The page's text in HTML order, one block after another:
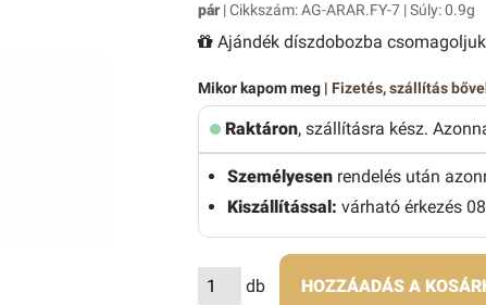
pár| Cikkszám: AG-ARAR.FY-7 | Súly: 0.9g
Ajándék díszdobozba
Mikor kapom meg | Fizetés, szállítás
Raktáron, szállításra kész.
Személyesenrendelés után
Kiszállítással: várható érkezés
db HOZZÁADÁS A